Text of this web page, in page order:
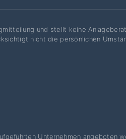
und stellt keine
nicht die persönlichen
Unternehmen angeboten